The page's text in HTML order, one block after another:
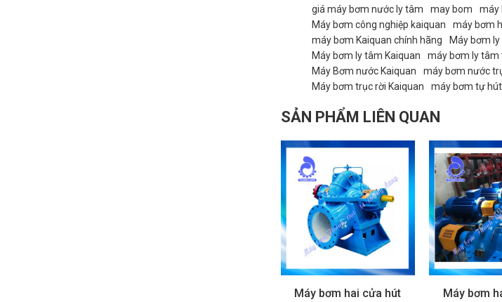
giá máy bơm nước ly tâm
may bom máy
Máy bơm công nghiệp kaiquan
máy bơm
máy bơm Kaiquan chính hãng
Máy bơm
Máy bơm ly tâm Kaiquan
máy bơm ly tâm
Máy Bơm nước Kaiquan
máy bơm nước
Máy bơm trục rời Kaiquan
máy bơm tự
SẢN PHẨM LIÊN QUAN
Máy bơm hai cửa hút
Máy bơm